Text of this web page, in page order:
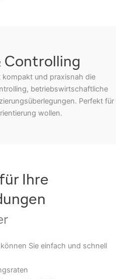
Controlling
und praxisnah die
betriebswirtschaftliche
Perfekt für
wollen.
Ihre
Sie einfach und schnell